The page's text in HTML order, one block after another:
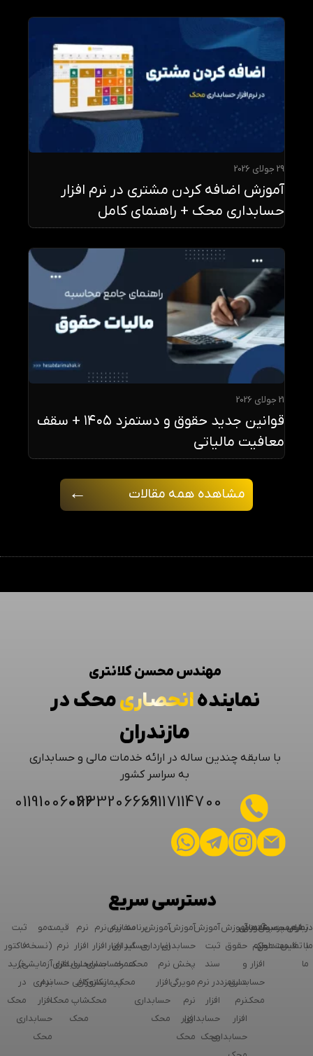
29 جولای 2026
آموزش اضافه کردن مشتری در نرم افزار
حسابداری محک + راهنمای کامل
21 جولای 2026
قوانین جدید حقوق و دستمزد ۱۴۰۵ + سقف
معافیت مالیاتی
مشاهده همه مقالات ←
مهندس محسن کلانتری
نمایندهانحصاریمحک در
مازندران
با سابقه چندین ساله در ارائه خدمات مالی و حسابداری
به سراسر کشور
09117114700
01133206666
01191006066
دسترسی سریع
درباره
ما
تماس
با
ما
فرم
تماس
لیست
قیمت
محصولات
پرسش‌های
متداول
پشتیبانی
محک
آموزش
نرم
افزار
حسابداری
محک
آموزش
حقوق
و
دستمزد
نرم
افزار
حسابداری
آموزش
ثبت
سند
در نرم
افزار
حسابداری
محک
آموزش
حسابدری
پخش
مویرگی
نرم
افزار
محک
آموزش
انبارداری
نرم
افزار
حسابداری
محک
برنامه
حسابداری
محک
سفارش
گیر
همراه
محک
نرم
افزار
حسابداری
پیمانکاری
نرم
افزار
حسابداری
رستوران
محک
نرم
افزار
حسابداری
کافی
شاپ
محک
قیمت
نرم
افزار
حسابداری
محک
دمو
(نسخه
آزمایشی)
نرم
افزار
حسابداری
محک
ثبت
فاکتور
خرید
در
محک